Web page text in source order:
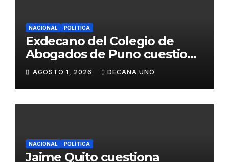
NACIONAL POLÍTICA
Exdecano del Colegio de
Abogados de Puno cuestiona
propuestas sobre seguridad
ciudadana
AGOSTO 1, 2026 DECANA UNO
NACIONAL POLÍTICA
Jaime Quito cuestiona